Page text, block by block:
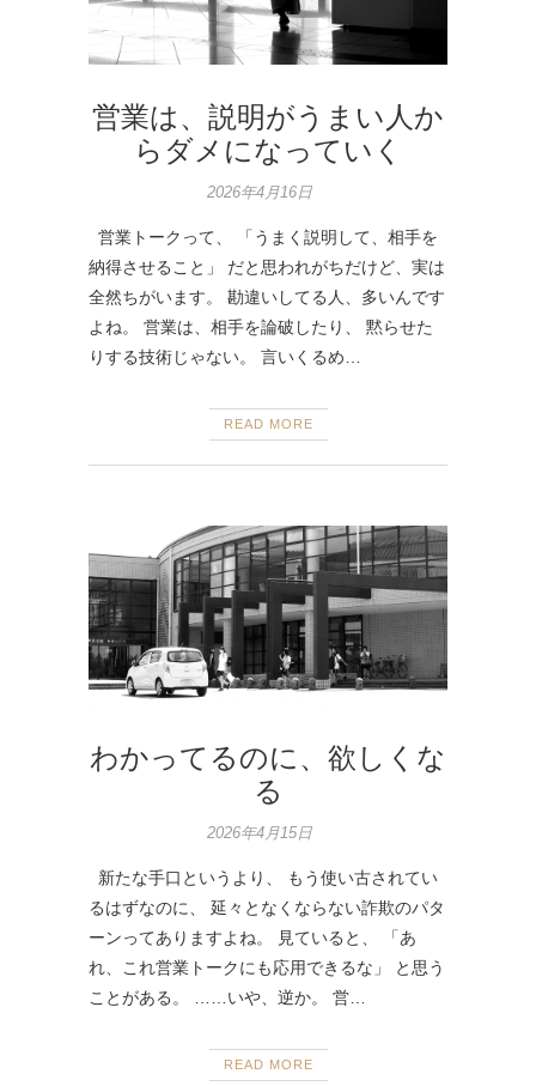
営業は、説明がうまい人か
らダメになっていく
2026年4月16日
営業トークって、 「うまく説明して、相手を
納得させること」 だと思われがちだけど、実は
全然ちがいます。 勘違いしてる人、多いんです
よね。 営業は、相手を論破したり、 黙らせた
りする技術じゃない。 言いくるめ…
READ MORE
わかってるのに、欲しくな
る
2026年4月15日
新たな手口というより、 もう使い古されてい
るはずなのに、 延々となくならない詐欺のパタ
ーンってありますよね。 見ていると、 「あ
れ、これ営業トークにも応用できるな」 と思う
ことがある。 ……いや、逆か。 営…
READ MORE